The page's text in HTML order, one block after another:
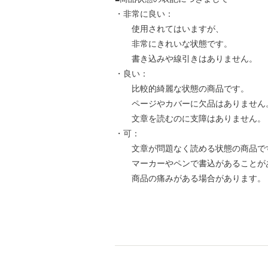
・非常に良い：
使用されてはいますが、
非常にきれいな状態です。
書き込みや線引きはありません。
・良い：
比較的綺麗な状態の商品です。
ページやカバーに欠品はありません
文章を読むのに支障はありません。
・可：
文章が問題なく読める状態の商品で
マーカーやペンで書込があることが
商品の痛みがある場合があります。